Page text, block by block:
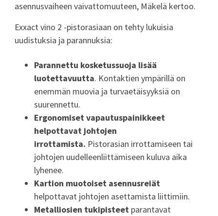
asennusvaiheen vaivattomuuteen, Mäkelä kertoo.
Exxact vino 2 -pistorasiaan on tehty lukuisia
uudistuksia ja parannuksia:
Parannettu kosketussuoja lisää
luotettavuutta. Kontaktien ympärillä on
enemmän muovia ja turvaetäisyyksiä on
suurennettu.
Ergonomiset vapautuspainikkeet
helpottavat johtojen
irrottamista. Pistorasian irrottamiseen tai
johtojen uudelleenliittämiseen kuluva aika
lyhenee.
Kartion muotoiset asennusreiät
helpottavat johtojen asettamista liittimiin.
Metalliosien tukipisteet parantavat